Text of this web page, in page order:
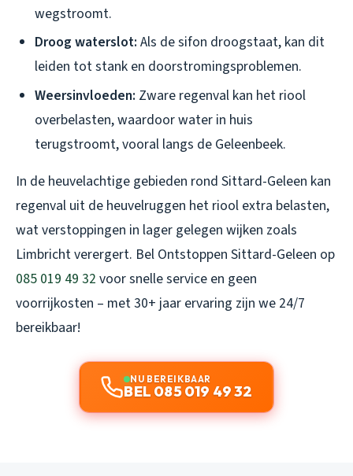
wegstroomt.
Droog waterslot: Als de sifon droogstaat, kan dit
leiden tot stank en doorstromingsproblemen.
Weersinvloeden: Zware regenval kan het riool
overbelasten, waardoor water in huis
terugstroomt, vooral langs de Geleenbeek.
In de heuvelachtige gebieden rond Sittard-Geleen kan
regenval uit de heuvelruggen het riool extra belasten,
wat verstoppingen in lager gelegen wijken zoals
Limbricht verergert. Bel Ontstoppen Sittard-Geleen op
085 019 49 32 voor snelle service en geen
voorrijkosten – met 30+ jaar ervaring zijn we 24/7
bereikbaar!
NU BEREIKBAAR
BEL 085 019 49 32